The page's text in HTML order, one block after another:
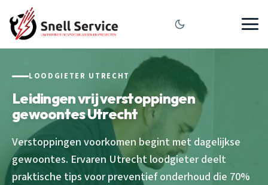
LOODGIETER UTRECHT
Leidingen vrij verstoppingen
gewoontes Utrecht
Verstoppingen voorkomen begint met dagelijkse
gewoontes. Ervaren Utrecht loodgieter deelt
praktische tips voor preventief onderhoud die 70%